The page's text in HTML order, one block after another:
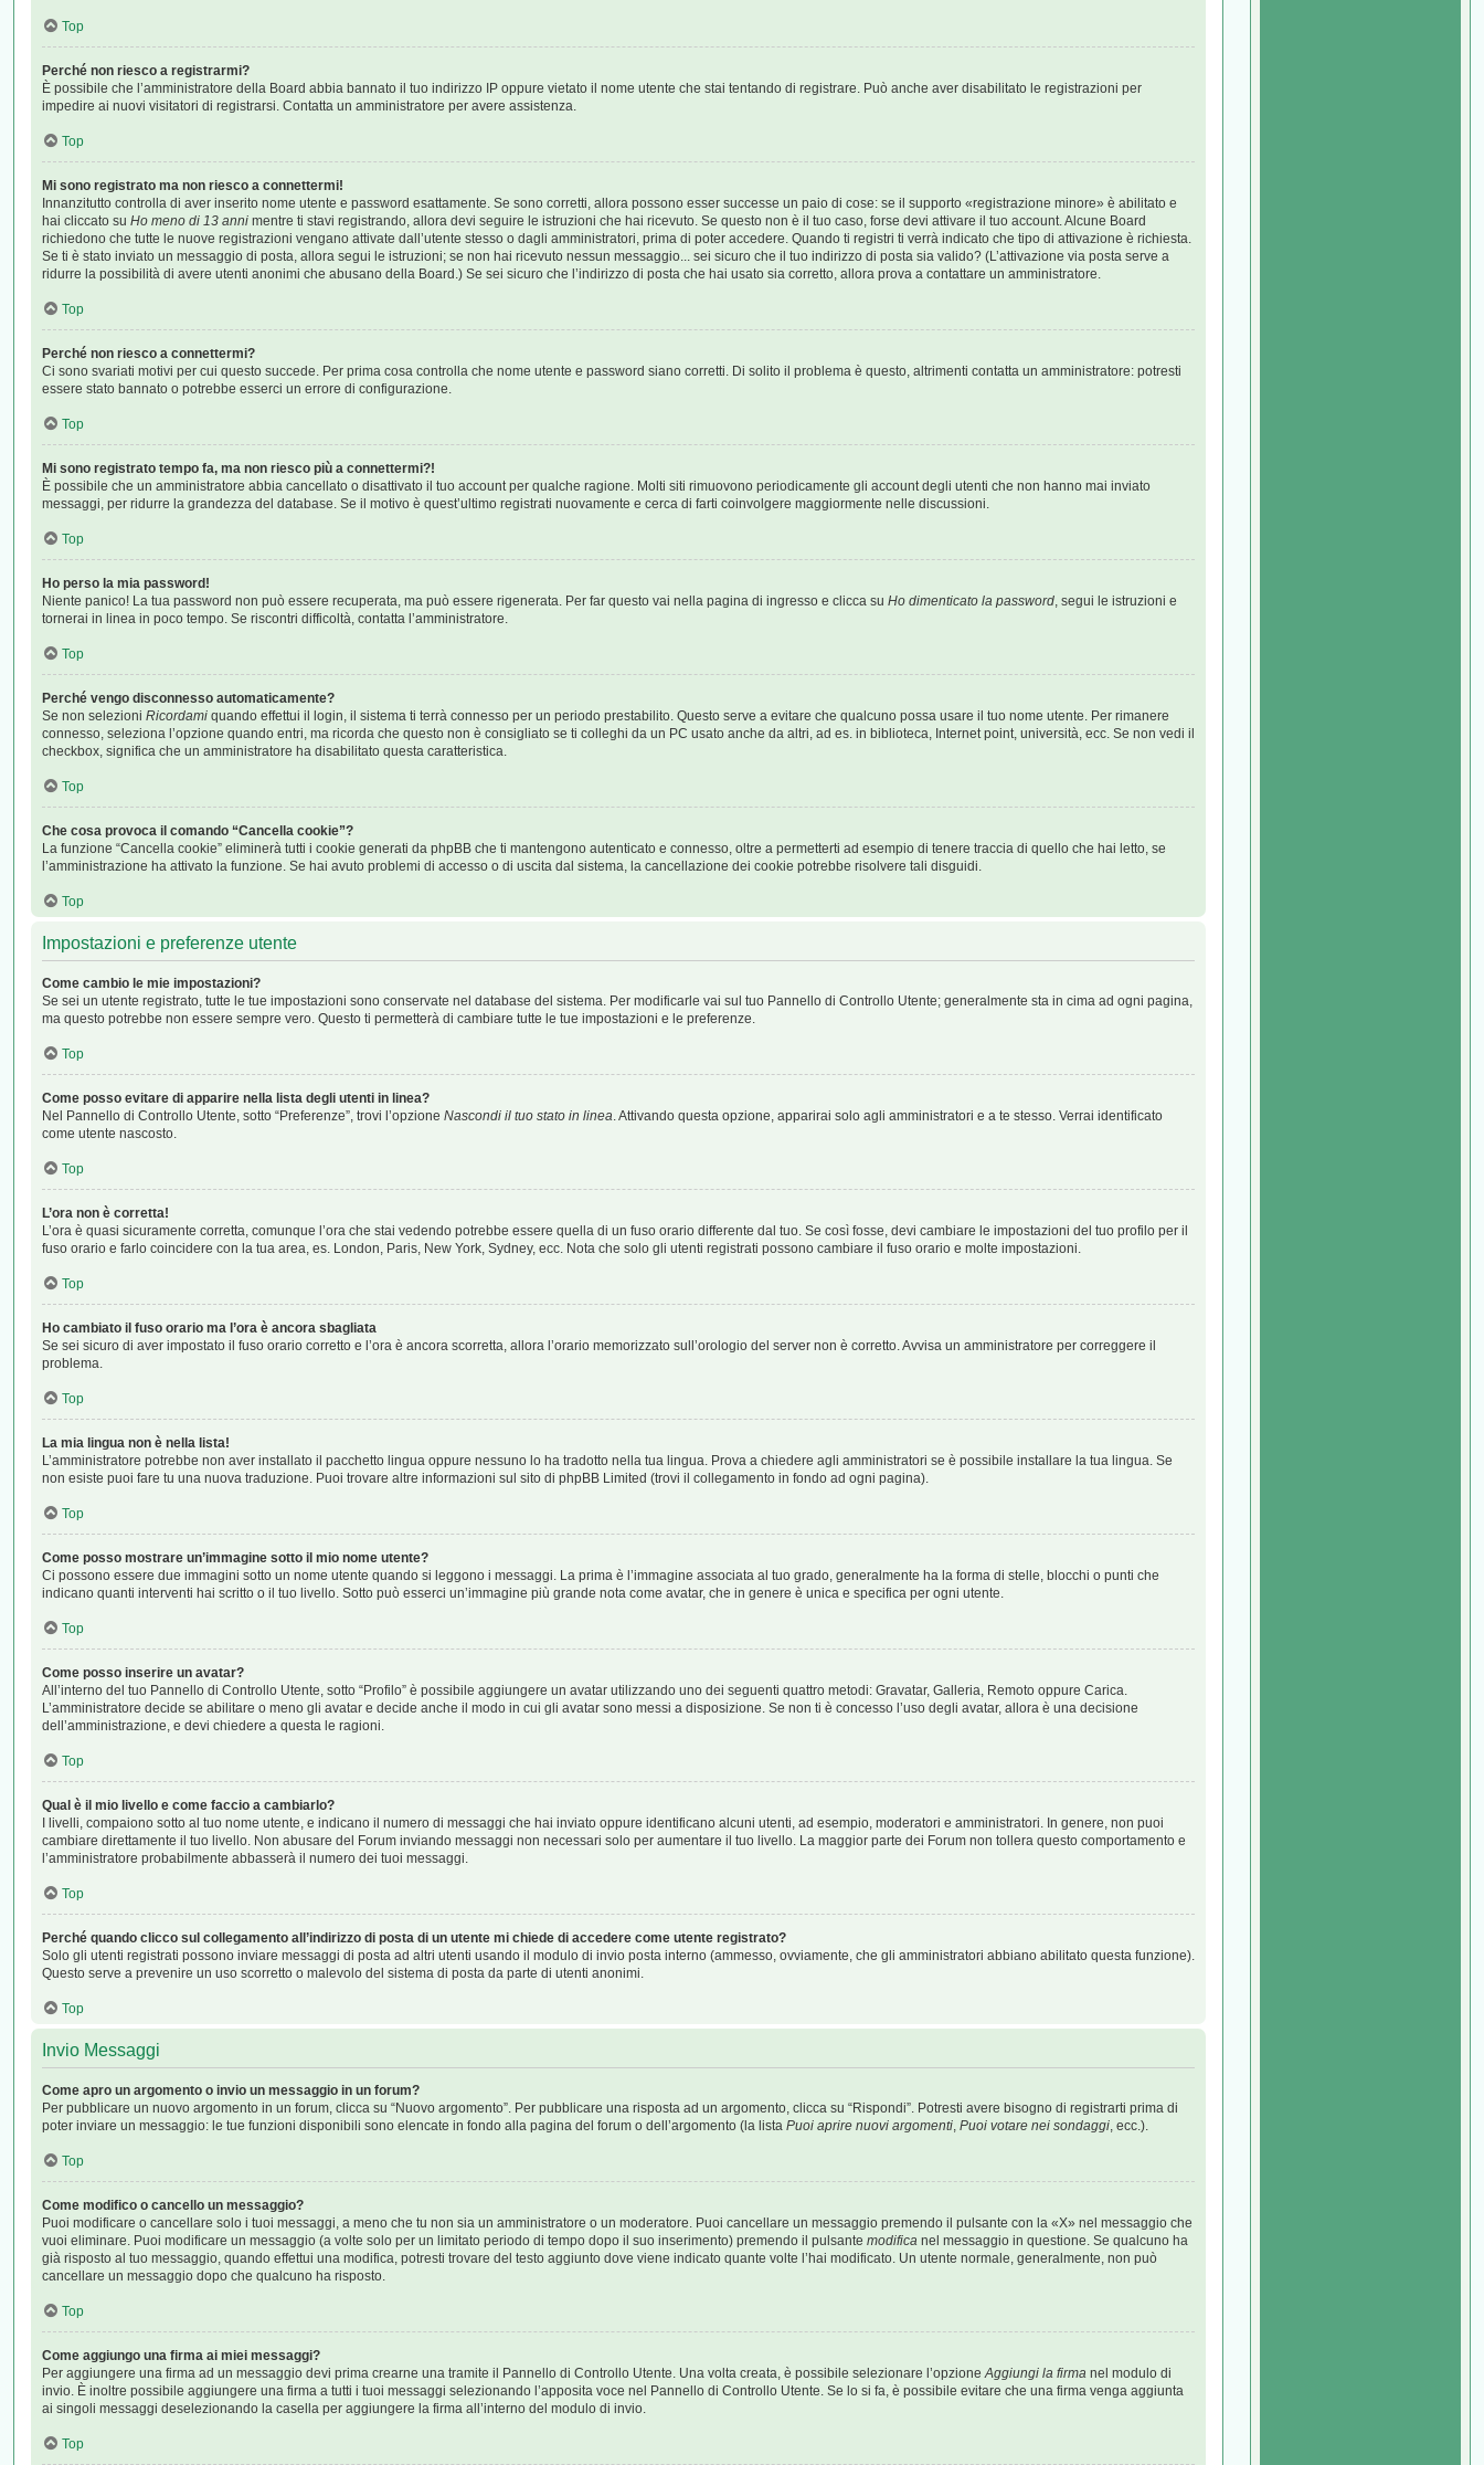
Top
Perché non riesco a registrarmi?
È possibile che l’amministratore della Board abbia bannato il tuo indirizzo IP oppure vietato il nome utente che stai tentando di registrare. Può anche aver disabilitato le registrazioni per
impedire ai nuovi visitatori di registrarsi. Contatta un amministratore per avere assistenza.
Top
Mi sono registrato ma non riesco a connettermi!
Innanzitutto controlla di aver inserito nome utente e password esattamente. Se sono corretti, allora possono esser successe un paio di cose: se il supporto «registrazione minore» è abilitato e
hai cliccato su Ho meno di 13 anni mentre ti stavi registrando, allora devi seguire le istruzioni che hai ricevuto. Se questo non è il tuo caso, forse devi attivare il tuo account. Alcune Board
richiedono che tutte le nuove registrazioni vengano attivate dall’utente stesso o dagli amministratori, prima di poter accedere. Quando ti registri ti verrà indicato che tipo di attivazione è richiesta.
Se ti è stato inviato un messaggio di posta, allora segui le istruzioni; se non hai ricevuto nessun messaggio... sei sicuro che il tuo indirizzo di posta sia valido? (L’attivazione via posta serve a
ridurre la possibilità di avere utenti anonimi che abusano della Board.) Se sei sicuro che l’indirizzo di posta che hai usato sia corretto, allora prova a contattare un amministratore.
Top
Perché non riesco a connettermi?
Ci sono svariati motivi per cui questo succede. Per prima cosa controlla che nome utente e password siano corretti. Di solito il problema è questo, altrimenti contatta un amministratore: potresti
essere stato bannato o potrebbe esserci un errore di configurazione.
Top
Mi sono registrato tempo fa, ma non riesco più a connettermi?!
È possibile che un amministratore abbia cancellato o disattivato il tuo account per qualche ragione. Molti siti rimuovono periodicamente gli account degli utenti che non hanno mai inviato
messaggi, per ridurre la grandezza del database. Se il motivo è quest’ultimo registrati nuovamente e cerca di farti coinvolgere maggiormente nelle discussioni.
Top
Ho perso la mia password!
Niente panico! La tua password non può essere recuperata, ma può essere rigenerata. Per far questo vai nella pagina di ingresso e clicca su Ho dimenticato la password , segui le istruzioni e
tornerai in linea in poco tempo. Se riscontri difficoltà, contatta l’amministratore.
Top
Perché vengo disconnesso automaticamente?
Se non selezioni Ricordami quando effettui il login, il sistema ti terrà connesso per un periodo prestabilito. Questo serve a evitare che qualcuno possa usare il tuo nome utente. Per rimanere
connesso, seleziona l’opzione quando entri, ma ricorda che questo non è consigliato se ti colleghi da un PC usato anche da altri, ad es. in biblioteca, Internet point, università, ecc. Se non vedi il
checkbox, significa che un amministratore ha disabilitato questa caratteristica.
Top
Che cosa provoca il comando “Cancella cookie”?
La funzione “Cancella cookie” eliminerà tutti i cookie generati da phpBB che ti mantengono autenticato e connesso, oltre a permetterti ad esempio di tenere traccia di quello che hai letto, se
l’amministrazione ha attivato la funzione. Se hai avuto problemi di accesso o di uscita dal sistema, la cancellazione dei cookie potrebbe risolvere tali disguidi.
Top
Impostazioni e preferenze utente
Come cambio le mie impostazioni?
Se sei un utente registrato, tutte le tue impostazioni sono conservate nel database del sistema. Per modificarle vai sul tuo Pannello di Controllo Utente; generalmente sta in cima ad ogni pagina,
ma questo potrebbe non essere sempre vero. Questo ti permetterà di cambiare tutte le tue impostazioni e le preferenze.
Top
Come posso evitare di apparire nella lista degli utenti in linea?
Nel Pannello di Controllo Utente, sotto “Preferenze”, trovi l’opzione Nascondi il tuo stato in linea . Attivando questa opzione, apparirai solo agli amministratori e a te stesso. Verrai identificato
come utente nascosto.
Top
L’ora non è corretta!
L’ora è quasi sicuramente corretta, comunque l’ora che stai vedendo potrebbe essere quella di un fuso orario differente dal tuo. Se così fosse, devi cambiare le impostazioni del tuo profilo per il
fuso orario e farlo coincidere con la tua area, es. London, Paris, New York, Sydney, ecc. Nota che solo gli utenti registrati possono cambiare il fuso orario e molte impostazioni.
Top
Ho cambiato il fuso orario ma l’ora è ancora sbagliata
Se sei sicuro di aver impostato il fuso orario corretto e l’ora è ancora scorretta, allora l’orario memorizzato sull’orologio del server non è corretto. Avvisa un amministratore per correggere il
problema.
Top
La mia lingua non è nella lista!
L’amministratore potrebbe non aver installato il pacchetto lingua oppure nessuno lo ha tradotto nella tua lingua. Prova a chiedere agli amministratori se è possibile installare la tua lingua. Se
non esiste puoi fare tu una nuova traduzione. Puoi trovare altre informazioni sul sito di phpBB Limited (trovi il collegamento in fondo ad ogni pagina).
Top
Come posso mostrare un’immagine sotto il mio nome utente?
Ci possono essere due immagini sotto un nome utente quando si leggono i messaggi. La prima è l’immagine associata al tuo grado, generalmente ha la forma di stelle, blocchi o punti che
indicano quanti interventi hai scritto o il tuo livello. Sotto può esserci un’immagine più grande nota come avatar, che in genere è unica e specifica per ogni utente.
Top
Come posso inserire un avatar?
All’interno del tuo Pannello di Controllo Utente, sotto “Profilo” è possibile aggiungere un avatar utilizzando uno dei seguenti quattro metodi: Gravatar, Galleria, Remoto oppure Carica.
L’amministratore decide se abilitare o meno gli avatar e decide anche il modo in cui gli avatar sono messi a disposizione. Se non ti è concesso l’uso degli avatar, allora è una decisione
dell’amministrazione, e devi chiedere a questa le ragioni.
Top
Qual è il mio livello e come faccio a cambiarlo?
I livelli, compaiono sotto al tuo nome utente, e indicano il numero di messaggi che hai inviato oppure identificano alcuni utenti, ad esempio, moderatori e amministratori. In genere, non puoi
cambiare direttamente il tuo livello. Non abusare del Forum inviando messaggi non necessari solo per aumentare il tuo livello. La maggior parte dei Forum non tollera questo comportamento e
l’amministratore probabilmente abbasserà il numero dei tuoi messaggi.
Top
Perché quando clicco sul collegamento all’indirizzo di posta di un utente mi chiede di accedere come utente registrato?
Solo gli utenti registrati possono inviare messaggi di posta ad altri utenti usando il modulo di invio posta interno (ammesso, ovviamente, che gli amministratori abbiano abilitato questa funzione).
Questo serve a prevenire un uso scorretto o malevolo del sistema di posta da parte di utenti anonimi.
Top
Invio Messaggi
Come apro un argomento o invio un messaggio in un forum?
Per pubblicare un nuovo argomento in un forum, clicca su “Nuovo argomento”. Per pubblicare una risposta ad un argomento, clicca su “Rispondi”. Potresti avere bisogno di registrarti prima di
poter inviare un messaggio: le tue funzioni disponibili sono elencate in fondo alla pagina del forum o dell’argomento (la lista Puoi aprire nuovi argomenti Puoi votare nei sondaggi , ecc.).
Top
Come modifico o cancello un messaggio?
Puoi modificare o cancellare solo i tuoi messaggi, a meno che tu non sia un amministratore o un moderatore. Puoi cancellare un messaggio premendo il pulsante con la «X» nel messaggio che
vuoi eliminare. Puoi modificare un messaggio (a volte solo per un limitato periodo di tempo dopo il suo inserimento) premendo il pulsante modifica nel messaggio in questione. Se qualcuno ha
già risposto al tuo messaggio, quando effettui una modifica, potresti trovare del testo aggiunto dove viene indicato quante volte l’hai modificato. Un utente normale, generalmente, non può
cancellare un messaggio dopo che qualcuno ha risposto.
Top
Come aggiungo una firma ai miei messaggi?
Per aggiungere una firma ad un messaggio devi prima crearne una tramite il Pannello di Controllo Utente. Una volta creata, è possibile selezionare l’opzione Aggiungi la firma nel modulo di
invio. È inoltre possibile aggiungere una firma a tutti i tuoi messaggi selezionando l’apposita voce nel Pannello di Controllo Utente. Se lo si fa, è possibile evitare che una firma venga aggiunta
ai singoli messaggi deselezionando la casella per aggiungere la firma all’interno del modulo di invio.
Top